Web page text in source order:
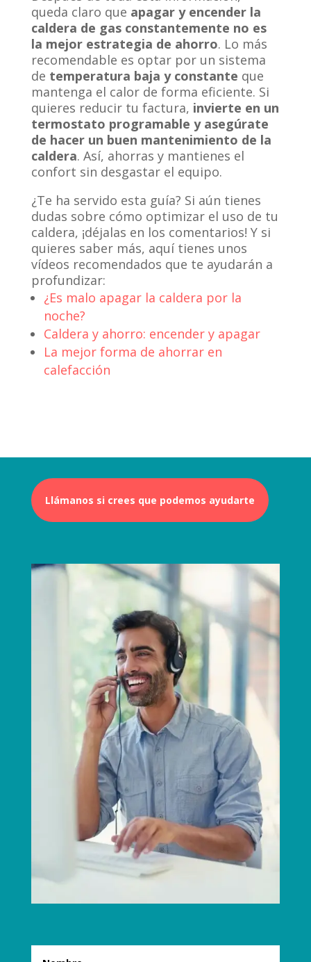
queda claro que apagar y encender la
caldera de gas constantemente no es
la mejor estrategia de ahorro. Lo más
recomendable es optar por un sistema
de temperatura baja y constante que
mantenga el calor de forma eficiente. Si
quieres reducir tu factura, invierte en un
termostato programable y asegúrate
de hacer un buen mantenimiento de la
caldera. Así, ahorras y mantienes el
confort sin desgastar el equipo.
¿Te ha servido esta guía? Si aún tienes
dudas sobre cómo optimizar el uso de tu
caldera, ¡déjalas en los comentarios! Y si
quieres saber más, aquí tienes unos
vídeos recomendados que te ayudarán a
profundizar:
¿Es malo apagar la caldera por la
noche?
Caldera y ahorro: encender y apagar
La mejor forma de ahorrar en
calefacción
Llámanos si crees que podemos ayudarte